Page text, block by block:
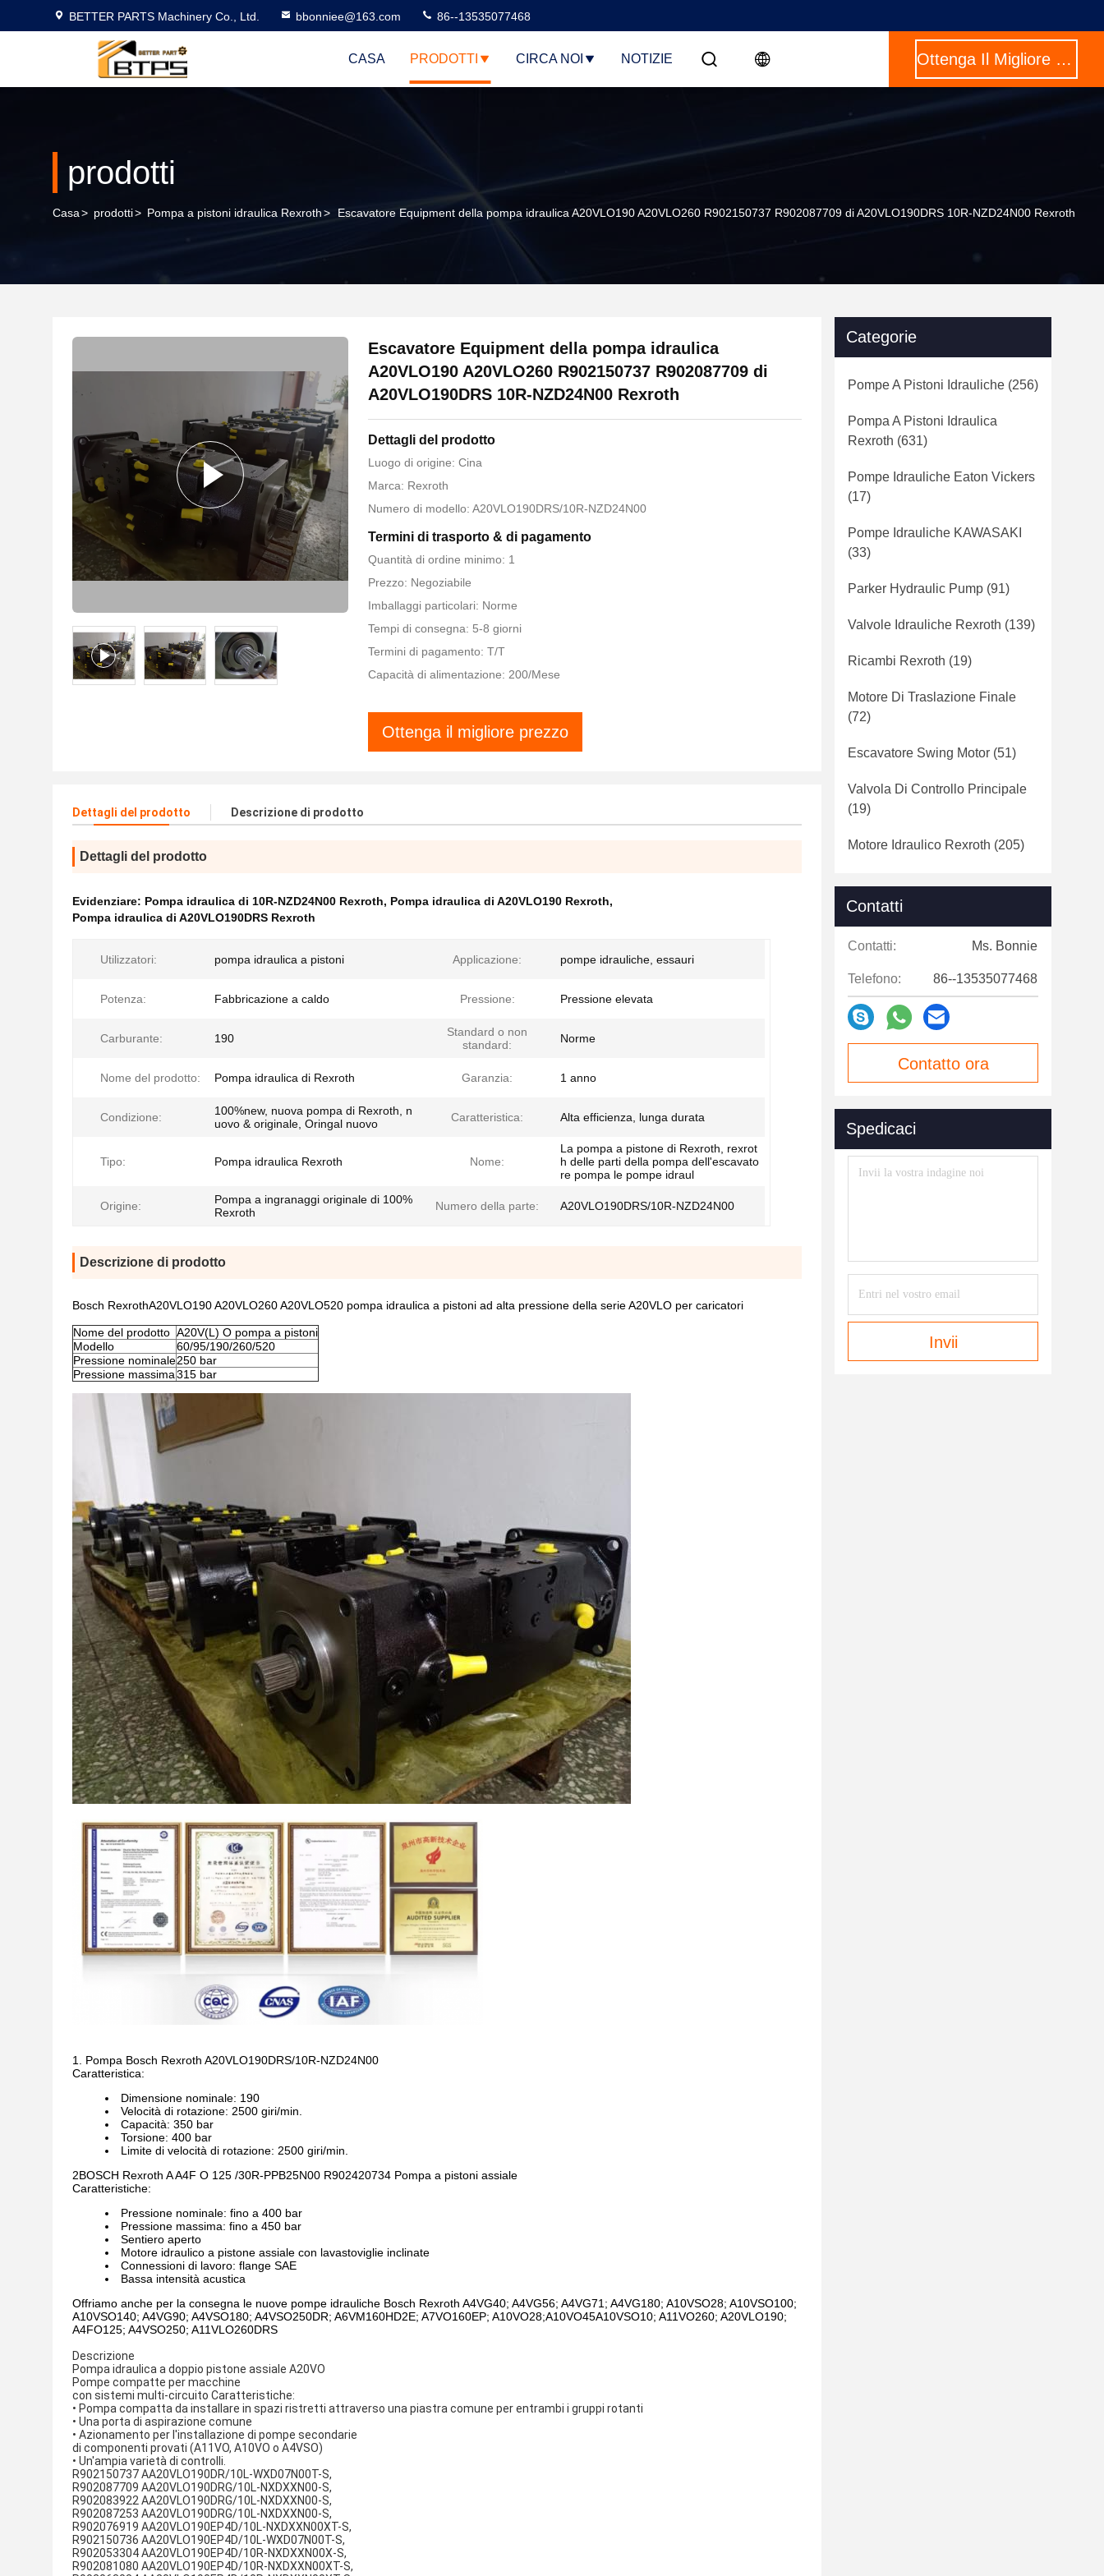
BETTER PARTS Machinery Co., Ltd. bbonniee@163.com 86--13535077468
CASA PRODOTTI CIRCA NOI NOTIZIE Ottenga Il Migliore Prezzo
prodotti
Casa> prodotti> Pompa a pistoni idraulica Rexroth> Escavatore Equipment della pompa idraulica A20VLO190 A20VLO260 R902150737 R902087709 di A20VLO190DRS 10R-NZD24N00 Rexroth
Escavatore Equipment della pompa idraulica
A20VLO190 A20VLO260 R902150737 R902087709 di
A20VLO190DRS 10R-NZD24N00 Rexroth
Dettagli del prodotto
Luogo di origine: Cina
Marca: Rexroth
Numero di modello: A20VLO190DRS/10R-NZD24N00
Termini di trasporto & di pagamento
Quantità di ordine minimo: 1
Prezzo: Negoziabile
Imballaggi particolari: Norme
Tempi di consegna: 5-8 giorni
Termini di pagamento: T/T
Capacità di alimentazione: 200/Mese
Ottenga il migliore prezzo
Dettagli del prodotto Descrizione di prodotto
Dettagli del prodotto
Evidenziare: Pompa idraulica di 10R-NZD24N00 Rexroth, Pompa idraulica di A20VLO190 Rexroth,
Pompa idraulica di A20VLO190DRS Rexroth
Utilizzatori: pompa idraulica a pistoni Applicazione: pompe idrauliche, essauri
Potenza: Fabbricazione a caldo Pressione: Pressione elevata
Carburante: 190
Standard o non
standard:
Norme
Nome del prodotto: Pompa idraulica di Rexroth Garanzia: 1 anno
Condizione:
100%new, nuova pompa di Rexroth, n
uovo & originale, Oringal nuovo
Caratteristica: Alta efficienza, lunga durata
Tipo: Pompa idraulica Rexroth Nome:
La pompa a pistone di Rexroth, rexrot
h delle parti della pompa dell'escavato
re pompa le pompe idraul
Origine:
Pompa a ingranaggi originale di 100%
Rexroth
Numero della parte: A20VLO190DRS/10R-NZD24N00
Descrizione di prodotto
Bosch RexrothA20VLO190 A20VLO260 A20VLO520 pompa idraulica a pistoni ad alta pressione della serie A20VLO per caricatori
Nome del prodotto A20V(L) O pompa a pistoni
Modello
60/95/190/260/520
Pressione nominale250 bar
Pressione massima315 bar
1. Pompa Bosch Rexroth A20VLO190DRS/10R-NZD24N00
Caratteristica:
Dimensione nominale: 190
Velocità di rotazione: 2500 giri/min.
Capacità: 350 bar
Torsione: 400 bar
Limite di velocità di rotazione: 2500 giri/min.
2BOSCH Rexroth A A4F O 125 /30R-PPB25N00 R902420734 Pompa a pistoni assiale
Caratteristiche:
Pressione nominale: fino a 400 bar
Pressione massima: fino a 450 bar
Sentiero aperto
Motore idraulico a pistone assiale con lavastoviglie inclinate
Connessioni di lavoro: flange SAE
Bassa intensità acustica
Offriamo anche per la consegna le nuove pompe idrauliche Bosch Rexroth A4VG40; A4VG56; A4VG71; A4VG180; A10VSO28; A10VSO100;
A10VSO140; A4VG90; A4VSO180; A4VSO250DR; A6VM160HD2E; A7VO160EP; A10VO28;A10VO45A10VSO10; A11VO260; A20VLO190;
A4FO125; A4VSO250; A11VLO260DRS
Descrizione
Pompa idraulica a doppio pistone assiale A20VO
Pompe compatte per macchine
con sistemi multi-circuito Caratteristiche:
• Pompa compatta da installare in spazi ristretti attraverso una piastra comune per entrambi i gruppi rotanti
• Una porta di aspirazione comune
• Azionamento per l'installazione di pompe secondarie
di componenti provati (A11VO, A10VO o A4VSO)
• Un'ampia varietà di controlli.
R902150737 AA20VLO190DR/10L-WXD07N00T-S,
R902087709 AA20VLO190DRG/10L-NXDXXN00-S,
R902083922 AA20VLO190DRG/10L-NXDXXN00-S,
R902087253 AA20VLO190DRG/10L-NXDXXN00-S,
R902076919 AA20VLO190EP4D/10L-NXDXXN00XT-S,
R902150736 AA20VLO190EP4D/10L-WXD07N00T-S,
R902053304 AA20VLO190EP4D/10R-NXDXXN00X-S,
R902081080 AA20VLO190EP4D/10R-NXDXXN00XT-S,
Categorie
Pompe A Pistoni Idrauliche (256)
Pompa A Pistoni Idraulica
Rexroth (631)
Pompe Idrauliche Eaton Vickers
(17)
Pompe Idrauliche KAWASAKI
(33)
Parker Hydraulic Pump (91)
Valvole Idrauliche Rexroth (139)
Ricambi Rexroth (19)
Motore Di Traslazione Finale
(72)
Escavatore Swing Motor (51)
Valvola Di Controllo Principale
(19)
Motore Idraulico Rexroth (205)
Contatti
Contatti: Ms. Bonnie
Telefono: 86--13535077468
Contatto ora
Spedicaci
Invii